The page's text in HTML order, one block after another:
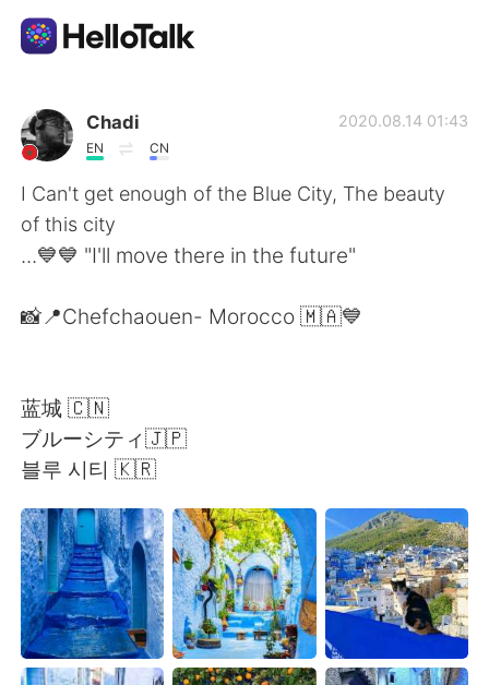
แอปแลกเปลี่ยนทางภาษา
AI Grammar Checker
ไทย
English 简体中文
العربية
한국어 Русский
Indonesia Italiano
Türkçe Tiếng Việt
Chadi
EN CN
2020.08.14 01:43
I Can't get enough of the Blue City, The beauty
of this city
...💙💙 "I'll move there in the future"
📸📍Chefchaouen- Morocco 🇲🇦💙
蓝城 🇨🇳
ブルーシティ🇯🇵
블루 시티 🇰🇷